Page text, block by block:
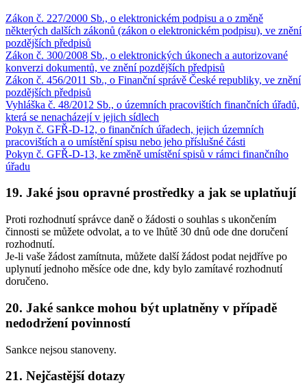
Zákon č. 227/2000 Sb., o elektronickém podpisu a o změně
některých dalších zákonů (zákon o elektronickém podpisu), ve znění
pozdějších předpisů
Zákon č. 300/2008 Sb., o elektronických úkonech a autorizované
konverzi dokumentů, ve znění pozdějších předpisů
Zákon č. 456/2011 Sb., o Finanční správě České republiky, ve znění
pozdějších předpisů
Vyhláška č. 48/2012 Sb., o územních pracovištích finančních úřadů,
která se nenacházejí v jejich sídlech
Pokyn č. GFŘ-D-12, o finančních úřadech, jejich územních
pracovištích a o umístění spisu nebo jeho příslušné části
Pokyn č. GFŘ-D-13, ke změně umístění spisů v rámci finančního
úřadu
19. Jaké jsou opravné prostředky a jak se uplatňují
Proti rozhodnutí správce daně o žádosti o souhlas s ukončením
činnosti se můžete odvolat, a to ve lhůtě 30 dnů ode dne doručení
rozhodnutí.
Je-li vaše žádost zamítnuta, můžete další žádost podat nejdříve po
uplynutí jednoho měsíce ode dne, kdy bylo zamítavé rozhodnutí
doručeno.
20. Jaké sankce mohou být uplatněny v případě
nedodržení povinností
Sankce nejsou stanoveny.
21. Nejčastější dotazy